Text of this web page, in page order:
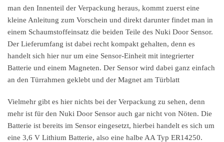
man den Innenteil der Verpackung heraus, kommt zuerst eine
kleine Anleitung zum Vorschein und direkt darunter findet man in
einem Schaumstoffeinsatz die beiden Teile des Nuki Door Sensor.
Der Lieferumfang ist dabei recht kompakt gehalten, denn es
handelt sich hier nur um eine Sensor-Einheit mit integrierter
Batterie und einem Magneten. Der Sensor wird dabei ganz einfach
an den Türrahmen geklebt und der Magnet am Türblatt
Vielmehr gibt es hier nichts bei der Verpackung zu sehen, denn
mehr ist für den Nuki Door Sensor auch gar nicht von Nöten. Die
Batterie ist bereits im Sensor eingesetzt, hierbei handelt es sich um
eine 3,6 V Lithium Batterie, also eine halbe AA Typ ER14250.